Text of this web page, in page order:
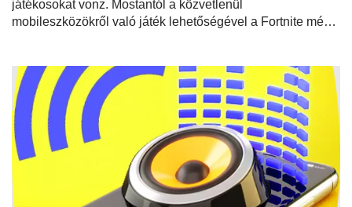
játékosokat vonz. Mostantól a közvetlenül
mobileszközökről való játék lehetőségével a Fortnite még
számítógép nélkül élvezhessék a játék élményét.